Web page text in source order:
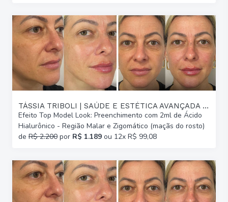
TÁSSIA TRIBOLI | SAÚDE E ESTÉTICA AVANÇADA | GLÓRIA
Efeito Top Model Look: Preenchimento com 2ml de Ácido
Hialurônico - Região Malar e Zigomático (maçãs do rosto)
de R$ 2.200 por R$ 1.189 ou 12x R$ 99,08